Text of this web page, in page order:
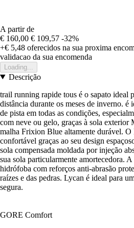
A partir de
€ 160,00 € 109,57 -32%
+€ 5,48 oferecidos na sua proxima
validacao da sua encomenda
Loading...
Descrição
trail running rapide tous é o sapato ideal
distância durante os meses de inverno. é
de pista em todas as condições,
com neve ou gelo, graças à sola
malha Frixion Blue altamente durável. O
confortável graças ao seu design
sola compensada moldada por injeção
sua sola particularmente amortecedora.
hidrófoba com reforços anti-abrasão
raízes e das pedras. Lycan é ideal para
segura.
GORE Comfort